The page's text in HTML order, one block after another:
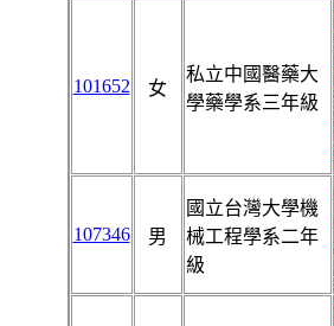
101652 女
私立中國醫藥大
學藥學系三年級
107346 男
國立台灣大學機
械工程學系二年
級